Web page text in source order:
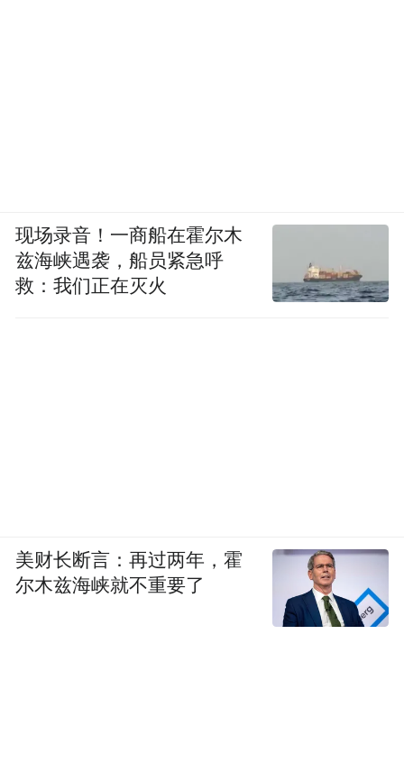
现场录音！一商船在霍尔木
兹海峡遇袭，船员紧急呼
救：我们正在灭火
美财长断言：再过两年，霍
尔木兹海峡就不重要了